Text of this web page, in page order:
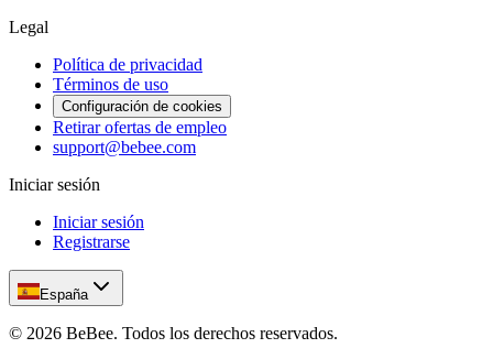
Legal
Política de privacidad
Términos de uso
Configuración de cookies
Retirar ofertas de empleo
support@bebee.com
Iniciar sesión
Iniciar sesión
Registrarse
España
© 2026 BeBee. Todos los derechos reservados.